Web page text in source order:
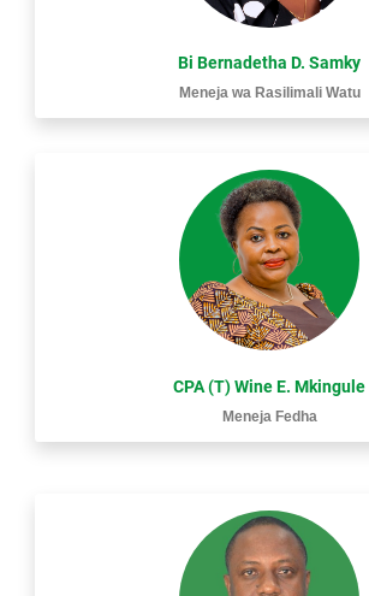
Bi Bernadetha D. Samky
Meneja wa Rasilimali Watu
CPA (T) Wine E. Mkingule
Meneja Fedha